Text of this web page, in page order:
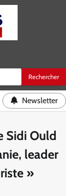
Newsletter
Sidi Ould
leader
»